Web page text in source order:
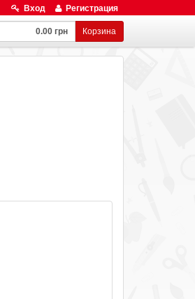
Вход Регистрация
0.00 грн Корзина